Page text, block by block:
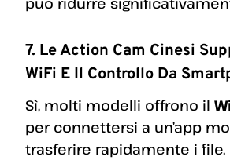
7. Le Action Cam Cinesi
WiFi E Il Controllo Da
Sì, molti modelli offrono il
per connettersi a un’app
trasferire rapidamente i file.